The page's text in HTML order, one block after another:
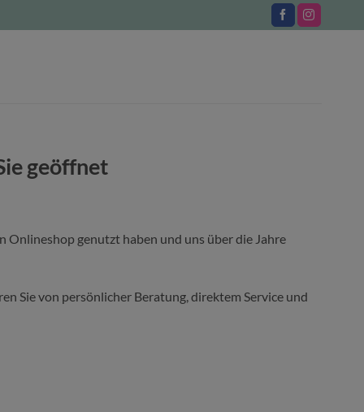
geöffnet
Onlineshop genutzt haben und uns über die Jahre
Sie von persönlicher Beratung, direktem Service und